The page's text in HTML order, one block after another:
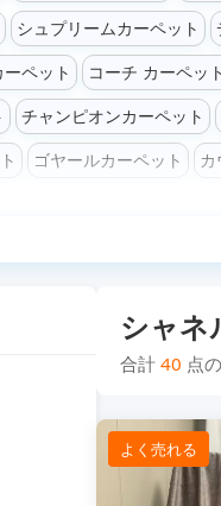
シュプリームカーペット
ペット
コーチ カーペット
チャンピオンカーペット
ゴヤールカーペット
シャネ
合計 40 点
よく売れる